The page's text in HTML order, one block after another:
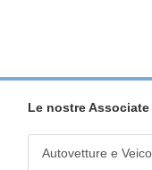
Le nostre
Autovetture e